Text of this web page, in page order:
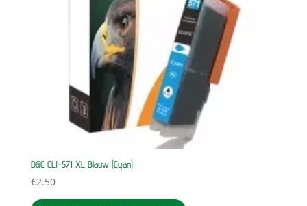
D&C CLI-571 XL Blauw (Cyan)
€2.50